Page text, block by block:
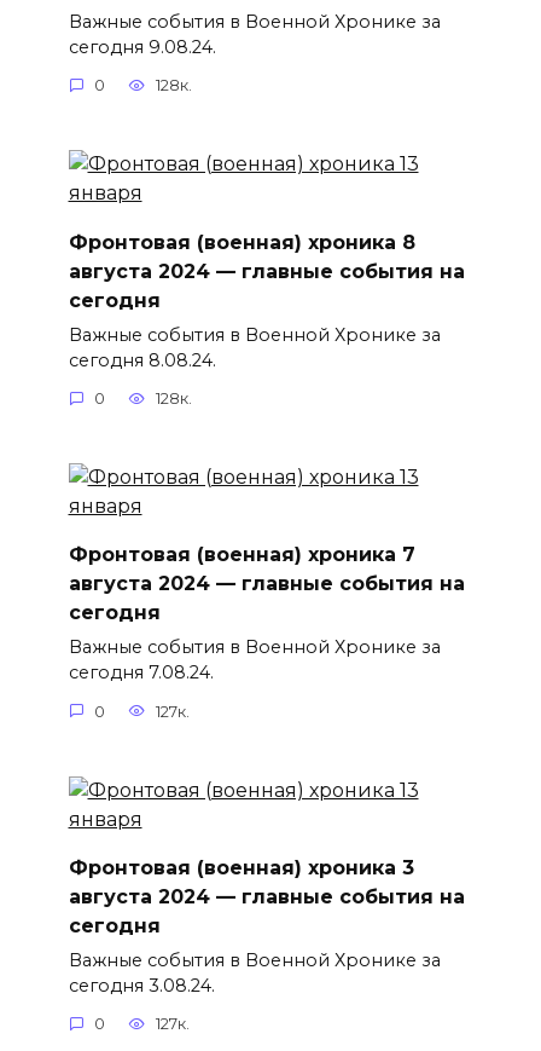
Важные события в Военной Хронике за
сегодня 9.08.24.
0 128к.
Фронтовая (военная) хроника 8
августа 2024 — главные события на
сегодня
Важные события в Военной Хронике за
сегодня 8.08.24.
0 128к.
Фронтовая (военная) хроника 7
августа 2024 — главные события на
сегодня
Важные события в Военной Хронике за
сегодня 7.08.24.
0 127к.
Фронтовая (военная) хроника 3
августа 2024 — главные события на
сегодня
Важные события в Военной Хронике за
сегодня 3.08.24.
0 127к.